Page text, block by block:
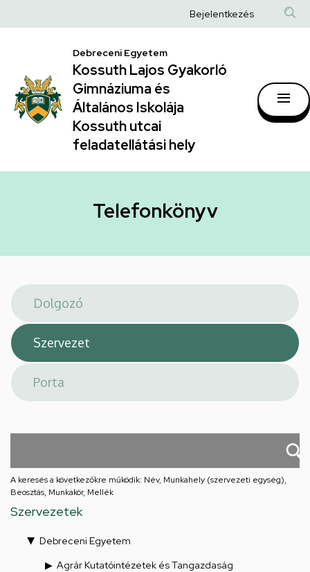
|
Kossuth
Lajos
Gyakorló
Gimnáziuma
Általános
hely
a
Anonim
fiók
Bejelentkezés
Debreceni Egyetem
Kossuth Lajos Gyakorló
Gimnáziuma és
Általános Iskolája
Kossuth utcai
feladatellátási hely
Telefonkönyv
A keresés a következőkre működik: Név, Munkahely (szervezeti egység),
Beosztás, Munkakör, Mellék
Szervezetek
Debreceni Egyetem
Agrár Kutatóintézetek és Tangazdaság